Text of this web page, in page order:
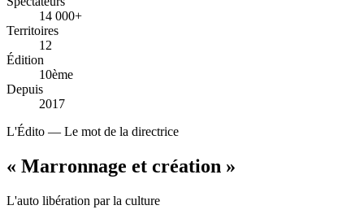
14 000+
14 000+
Territoires
12
12
Édition
10ème
10ème
Depuis
2017
2017
L'Édito — Le mot de la directrice
« Marronnage et création »
L'auto libération par la culture